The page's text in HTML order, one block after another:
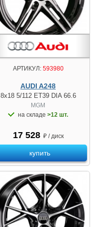
АРТИКУЛ:593980
AUDI A248
8x18 5/112 ET39 DIA 66.6
MGM
на складе >12 шт.
17 528 ₽ / диск
купить